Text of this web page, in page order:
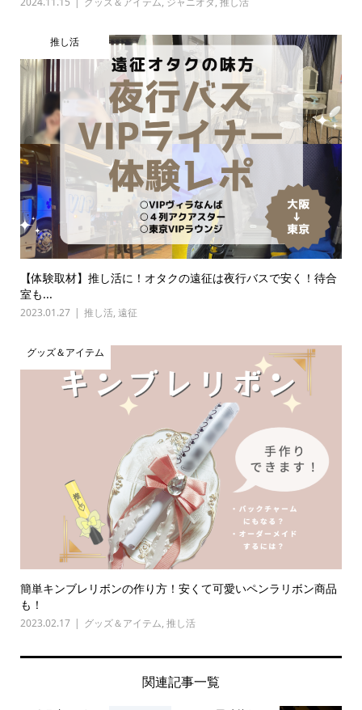
推し活
【体験取材】推し活に！オタクの遠征は夜行バスで安く！待合
室も...
2023.01.27 推し活, 遠征
グッズ＆アイテム
簡単キンブレリボンの作り方！安くて可愛いペンラリボン商品
も！
2023.02.17 グッズ＆アイテム, 推し活
関連記事一覧